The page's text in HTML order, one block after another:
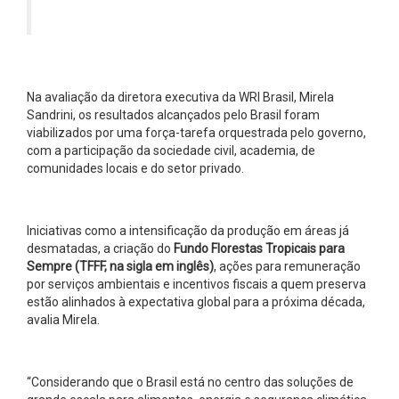
Na avaliação da diretora executiva da WRI Brasil, Mirela
Sandrini, os resultados alcançados pelo Brasil foram
viabilizados por uma força-tarefa orquestrada pelo governo,
com a participação da sociedade civil, academia, de
comunidades locais e do setor privado.
Iniciativas como a intensificação da produção em áreas já
desmatadas, a criação do Fundo Florestas Tropicais para
Sempre (TFFF, na sigla em inglês), ações para remuneração
por serviços ambientais e incentivos fiscais a quem preserva
estão alinhados à expectativa global para a próxima década,
avalia Mirela.
“Considerando que o Brasil está no centro das soluções de